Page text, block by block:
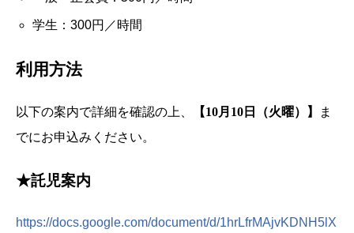
学生：300円／時間
利用方法
以下の案内で詳細を確認の上、 【10月10日（火曜）】
ま
でにお申込みください。
★託児案内
https://docs.google.com/document/d/1hrLfrMAjvKDNH5lX